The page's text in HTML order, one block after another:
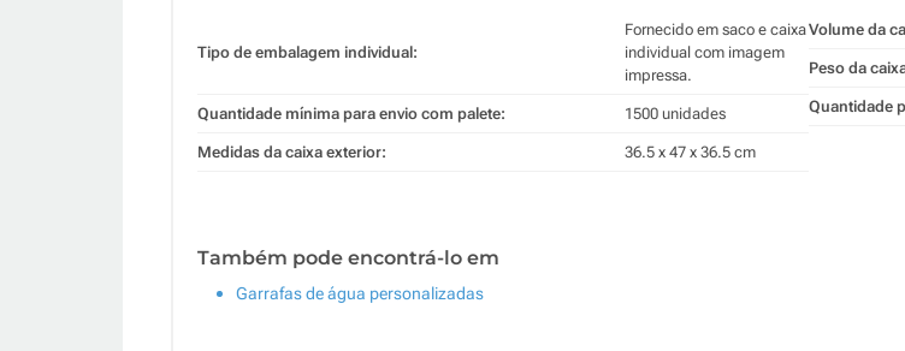
Tipo de embalagem individual:
Fornecido em saco e caixa
individual com imagem
impressa.
Quantidade mínima para envio com palete: 1500 unidades
Medidas da caixa exterior: 36.5 x 47 x 36.5 cm
Volume da
Peso da
Quantidade
Também pode encontrá-lo em
Garrafas de água personalizadas